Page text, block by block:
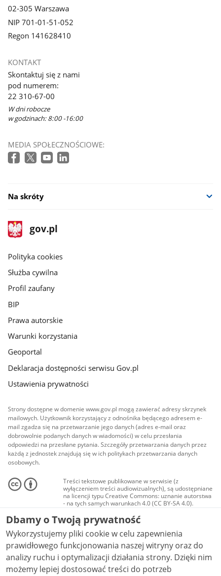
02-305 Warszawa
NIP 701-01-51-052
Regon 141628410
KONTAKT
Skontaktuj się z nami
pod numerem:
22 310-67-00
W dni robocze
w godzinach: 8:00 -16:00
MEDIA SPOŁECZNOŚCIOWE:
Na skróty
stopka
gov.pl
Strona
gov.pl
gov.pl
Polityka cookies
Służba cywilna
Profil zaufany
BIP
Prawa autorskie
Warunki korzystania
Geoportal
Deklaracja dostępności serwisu Gov.pl
Ustawienia prywatności
Strony dostępne w domenie www.gov.pl mogą zawierać adresy skrzynek
mailowych. Użytkownik korzystający z odnośnika będącego adresem e-
mail zgadza się na przetwarzanie jego danych (adres e-mail oraz
dobrowolnie podanych danych w wiadomości) w celu przesłania
odpowiedzi na przesłane pytania. Szczegóły przetwarzania danych przez
każdą z jednostek znajdują się w ich politykach przetwarzania danych
osobowych.
Treści tekstowe publikowane w serwisie (z
wyłączeniem treści audiowizualnych), są udostępniane
na licencji typu Creative Commons: uznanie autorstwa
- na tych samych warunkach 4.0 (CC BY-SA 4.0).
Materiały audiowizualne, w tym zdjęcia, materiały
audio i wideo, są udostępniane na licencji typu
Creative Commons: uznanie autorstwa użycie
niekomercyjne - bez utworów zależnych 4.0 (CC BY-
NC-ND 4.0), o ile nie jest to stwierdzone inaczej.
Dbamy o Twoją prywatność
Wykorzystujemy pliki cookie w celu zapewnienia
prawidłowego funkcjonowania naszej witryny oraz do
analizy ruchu i optymalizacji działania strony. Dzięki nim
możemy lepiej dostosować treści do potrzeb